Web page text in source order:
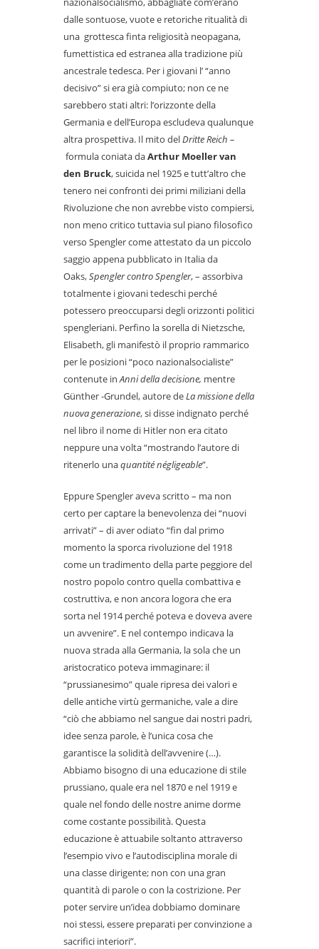
dalle sontuose, vuote e retoriche ritualità di
una grottesca finta religiosità neopagana,
fumettistica ed estranea alla tradizione più
ancestrale tedesca. Per i giovani l’ “anno
decisivo” si era già compiuto; non ce ne
sarebbero stati altri: l’orizzonte della
Germania e dell’Europa escludeva qualunque
altra prospettiva. Il mito delDritte Reich –
formula coniata daArthur Moeller van
den Bruck, suicida nel 1925 e tutt’altro che
tenero nei confronti dei primi miliziani della
Rivoluzione che non avrebbe visto compiersi,
non meno critico tuttavia sul piano filosofico
verso Spengler come attestato da un piccolo
saggio appena pubblicato in Italia da
Oaks,Spengler contro Spengler, – assorbiva
totalmente i giovani tedeschi perché
potessero preoccuparsi degli orizzonti politici
spengleriani. Perfino la sorella di Nietzsche,
Elisabeth, gli manifestò il proprio rammarico
per le posizioni “poco nazionalsocialiste”
contenute inAnni della decisione, mentre
Günther -Grundel, autore deLa missione della
nuova generazione, si disse indignato perché
nel libro il nome di Hitler non era citato
neppure una volta “mostrando l’autore di
ritenerlo unaquantité négligeable”.
Eppure Spengler aveva scritto – ma non
certo per captare la benevolenza dei “nuovi
arrivati” – di aver odiato “fin dal primo
momento la sporca rivoluzione del 1918
come un tradimento della parte peggiore del
nostro popolo contro quella combattiva e
costruttiva, e non ancora logora che era
sorta nel 1914 perché poteva e doveva avere
un avvenire”. E nel contempo indicava la
nuova strada alla Germania, la sola che un
aristocratico poteva immaginare: il
“prussianesimo” quale ripresa dei valori e
delle antiche virtù germaniche, vale a dire
“ciò che abbiamo nel sangue dai nostri padri,
idee senza parole, è l’unica cosa che
garantisce la solidità dell’avvenire (…).
Abbiamo bisogno di una educazione di stile
prussiano, quale era nel 1870 e nel 1919 e
quale nel fondo delle nostre anime dorme
come costante possibilità. Questa
educazione è attuabile soltanto attraverso
l’esempio vivo e l’autodisciplina morale di
una classe dirigente; non con una gran
quantità di parole o con la costrizione. Per
poter servire un’idea dobbiamo dominare
noi stessi, essere preparati per convinzione a
sacrifici interiori”.